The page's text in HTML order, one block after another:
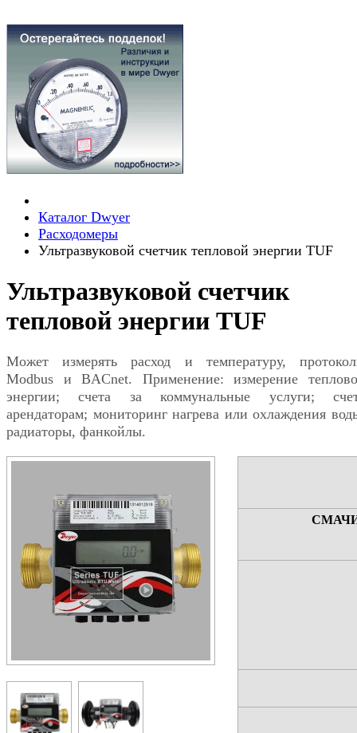
Каталог Dwyer
Расходомеры
Ультразвуковой счетчик тепловой энергии TUF
Ультразвуковой счетчик
тепловой энергии TUF
Может измерять расход и температуру,
Modbus и BACnet. Применение: измерение
энергии; счета за коммунальные услуги;
арендаторам; мониторинг нагрева или охлаждения
радиаторы, фанкойлы.